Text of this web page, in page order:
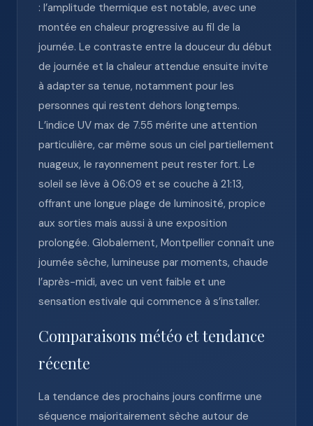
: l’amplitude thermique est notable, avec une
montée en chaleur progressive au fil de la
journée. Le contraste entre la douceur du début
de journée et la chaleur attendue ensuite invite
à adapter sa tenue, notamment pour les
personnes qui restent dehors longtemps.
L’indice UV max de 7.55 mérite une attention
particulière, car même sous un ciel partiellement
nuageux, le rayonnement peut rester fort. Le
soleil se lève à 06:09 et se couche à 21:13,
offrant une longue plage de luminosité, propice
aux sorties mais aussi à une exposition
prolongée. Globalement, Montpellier connaît une
journée sèche, lumineuse par moments, chaude
l’après-midi, avec un vent faible et une
sensation estivale qui commence à s’installer.
Comparaisons météo et tendance
récente
La tendance des prochains jours confirme une
séquence majoritairement sèche autour de